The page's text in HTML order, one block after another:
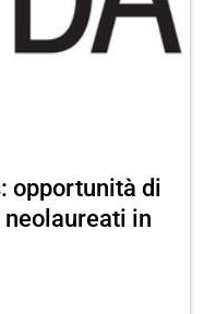
opportunità di
in